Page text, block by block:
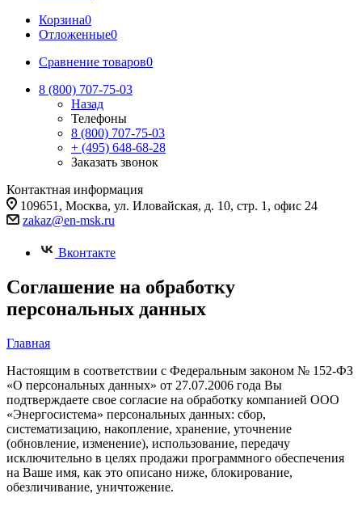
Корзина0
Отложенные0
Сравнение товаров0
8 (800) 707-75-03
Назад
Телефоны
8 (800) 707-75-03
+ (495) 648-68-28
Заказать звонок
Контактная информация
109651, Москва, ул. Иловайская, д. 10, стр. 1, офис 24
zakaz@en-msk.ru
Вконтакте
Соглашение на обработку
персональных данных
Главная
Настоящим в соответствии с Федеральным законом № 152-ФЗ
«О персональных данных» от 27.07.2006 года Вы
подтверждаете свое согласие на обработку компанией ООО
«Энергосистема» персональных данных: сбор,
систематизацию, накопление, хранение, уточнение
(обновление, изменение), использование, передачу
исключительно в целях продажи программного обеспечения
на Ваше имя, как это описано ниже, блокирование,
обезличивание, уничтожение.